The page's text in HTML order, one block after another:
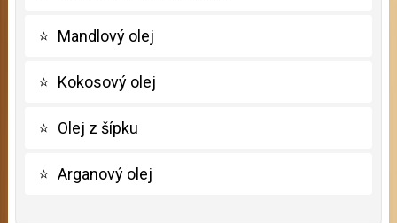
⭐ Mandlový olej
⭐ Kokosový olej
⭐ Olej z šípku
⭐ Arganový olej